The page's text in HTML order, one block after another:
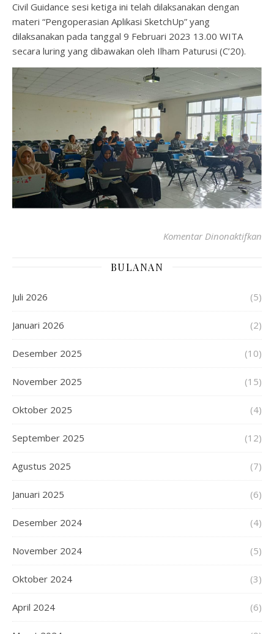
Civil Guidance sesi ketiga ini telah dilaksanakan dengan
materi “Pengoperasian Aplikasi SketchUp” yang
dilaksanakan pada tanggal 9 Februari 2023 13.00 WITA
secara luring yang dibawakan oleh Ilham Paturusi (C’20).
Komentar Dinonaktifkan
BULANAN
Juli 2026 (5)
Januari 2026 (2)
Desember 2025 (10)
November 2025 (15)
Oktober 2025 (4)
September 2025 (12)
Agustus 2025 (7)
Januari 2025 (6)
Desember 2024 (4)
November 2024 (5)
Oktober 2024 (3)
April 2024 (6)